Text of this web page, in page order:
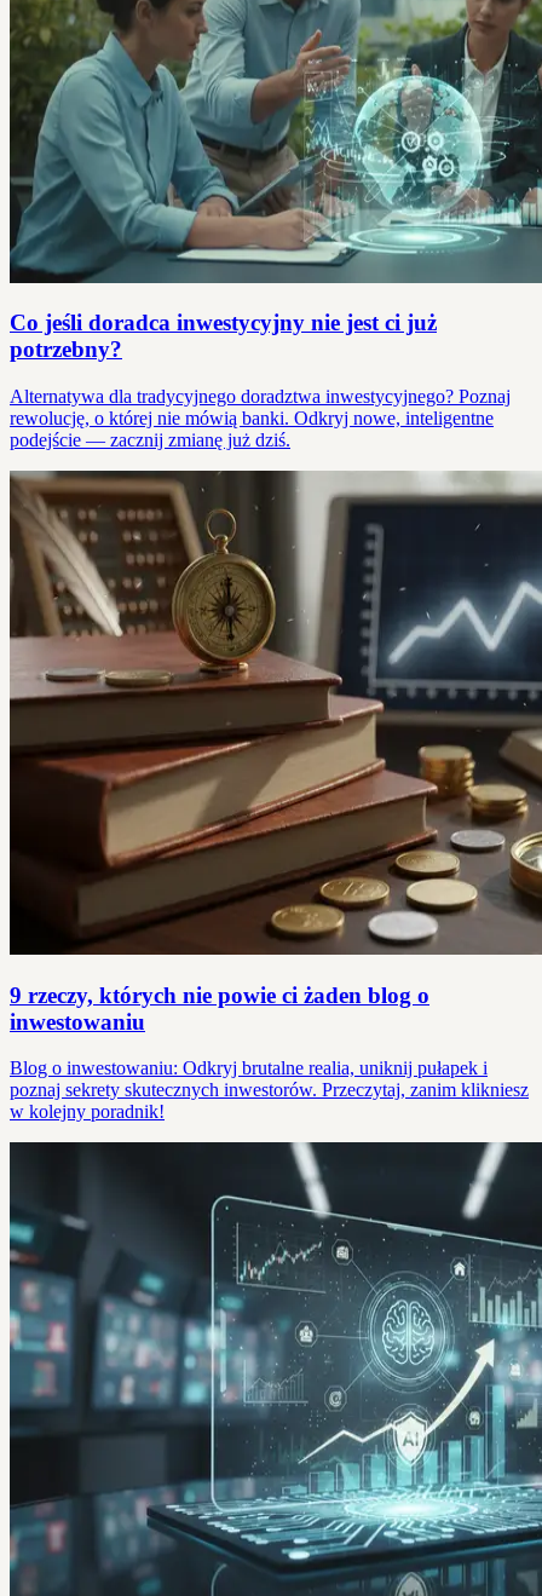
Co jeśli doradca inwestycyjny nie jest ci już
potrzebny?
Alternatywa dla tradycyjnego doradztwa inwestycyjnego? Poznaj
rewolucję, o której nie mówią banki. Odkryj nowe, inteligentne
podejście — zacznij zmianę już dziś.
9 rzeczy, których nie powie ci żaden blog o
inwestowaniu
Blog o inwestowaniu: Odkryj brutalne realia, uniknij pułapek i
poznaj sekrety skutecznych inwestorów. Przeczytaj, zanim klikniesz
w kolejny poradnik!